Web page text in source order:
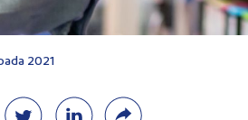
2021